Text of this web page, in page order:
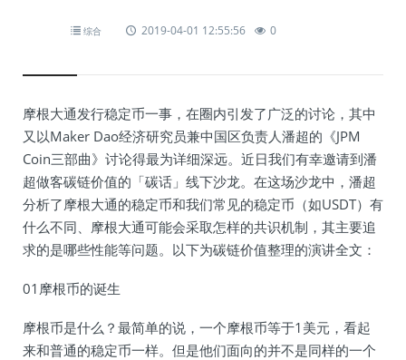
综合 2019-04-01 12:55:56 0
摩根大通发行稳定币一事，在圈内引发了广泛的讨论，其中
又以Maker Dao经济研究员兼中国区负责人潘超的《JPM
Coin三部曲》讨论得最为详细深远。近日我们有幸邀请到潘
超做客碳链价值的「碳话」线下沙龙。在这场沙龙中，潘超
分析了摩根大通的稳定币和我们常见的稳定币（如USDT）有
什么不同、摩根大通可能会采取怎样的共识机制，其主要追
求的是哪些性能等问题。以下为碳链价值整理的演讲全文：
01摩根币的诞生
摩根币是什么？最简单的说，一个摩根币等于1美元，看起
来和普通的稳定币一样。但是他们面向的并不是同样的一个